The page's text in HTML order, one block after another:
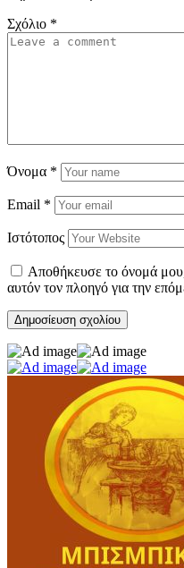
Σχόλιο *
Όνομα *
Email *
Ιστότοπος
Αποθήκευσε το όνομά
αυτόν τον πλοηγό για την